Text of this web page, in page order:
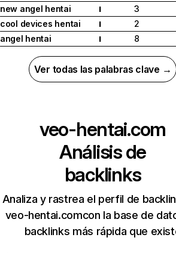
new angel hentai
I
3
cool devices hentai
I
2
angel hentai
I 8
Ver todas las palabras clave →
veo-hentai.com
Análisis de
backlinks
Analiza y rastrea el perfil de
veo-hentai.comcon la base de
backlinks más rápida que